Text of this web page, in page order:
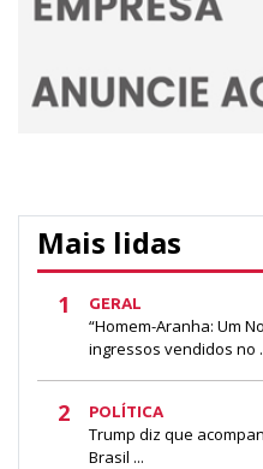
Mais lidas
1 GERAL
“Homem-Aranha: Um
ingressos vendidos no
2 POLÍTICA
Trump diz que
Brasil ...